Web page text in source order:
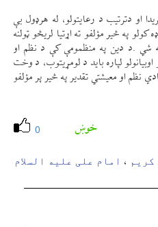
او دترتیب د رعایتولو، له هرډول بې
په څير مؤلفو ته اړتیا لريڅو ټولنه
شي .د دین په منظمومې کې د نظم او
لپاره باید د لومړیتوب، د وخت
نظم او معیشتي تقدیر په څير پر مؤلفو
0 خوښ
کریم ، امام علی علیه السلام